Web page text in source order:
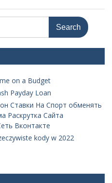
on a Budget
Payday Loan
Ставки На Спорт обменять
Раскрутка Сайта
Вконтакте
kody w 2022